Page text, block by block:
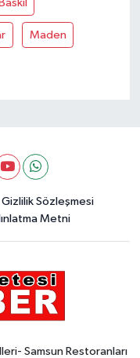
Maden
Gizlilik Sözleşmesi
Metni
Samsun Restoranları